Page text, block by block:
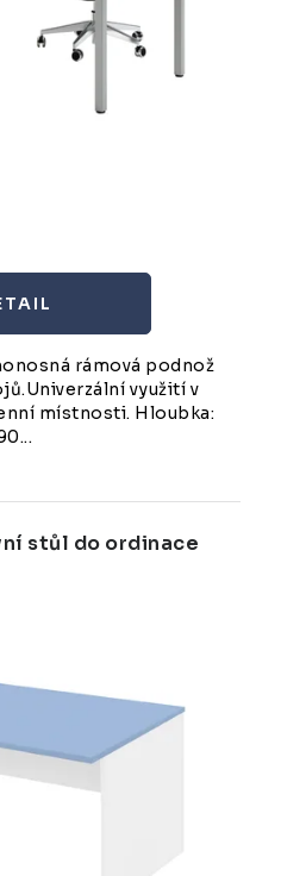
rámová podnož
využití v
místnosti. Hloubka:
stůl do ordinace